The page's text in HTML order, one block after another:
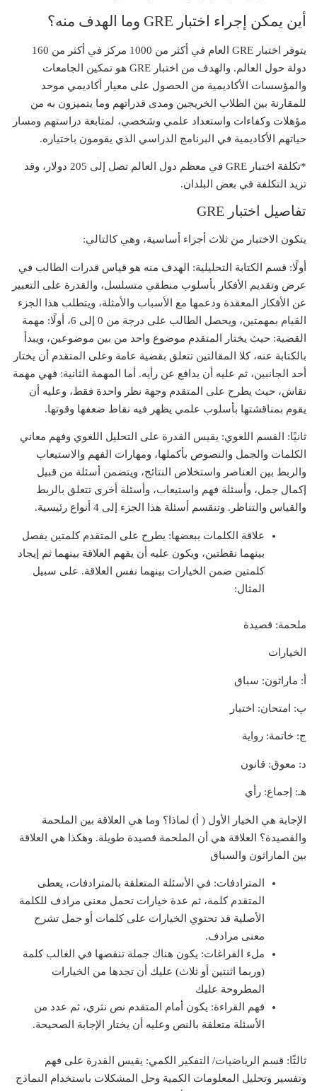
أين يمكن إجراء اختبار GRE وما الهدف منه؟
يتوفر اختبار GRE العام في أكثر من 1000 مركز في أكثر من 160
دولة حول العالم. والهدف من اختبار GRE هو تمكين الجامعات
والمؤسسات الأكاديمية من الحصول على معيار أكاديمي موحد
للمقارنة بين الطلاب الخريجين ومدى قدراتهم وما يتميزون به من
مؤهلات وكفاءات واستعداد علمي وشخصي، لمتابعة دراستهم ومسار
حياتهم الأكاديمية في البرنامج الدراسي الذي يقومون باختياره.
*تكلفة اختبار GRE في معظم دول العالم تصل إلى 205 دولار، وقد
تزيد التكلفة في بعض البلدان.
تفاصيل اختبار GRE
يتكون الاختبار من ثلاث أجزاء أساسية، وهي كالتالي:
أولًا: قسم الكتابة التحليلية:
الهدف منه هو قياس قدرات الطالب في
عرض وتقديم الأفكار بأسلوب منطقي متسلسل، والقدرة على التعبير
عن الأفكار المعقدة ودعمها مع الأسباب والأمثلة، ويتطلب هذا الجزء
القيام بمهمتين، ويحصل الطالب على درجة من 0 إلى 6، أولًا: مهمة
القضية: حيث يختار المتقدم موضوع واحد من بين موضوعين، ويبدأ
بالكتابة عنه، كلا المقالتين تتعلق بقضية عامة وعلى المتقدم أن يختار
أحد الجانبين، ثم عليه أن يدافع عن رأيه. أما المهمة الثانية: فهي مهمة
نقاش، حيث يطرح على المتقدم وجهة نظر واحدة فقط، وعليه أن
يقوم بمناقشتها بأسلوب علمي يظهر فيه نقاط ضعفها وقوتها.
ثانيًا: القسم اللغوي: يقيس القدرة على التحليل اللغوي وفهم معاني
الكلمات والجمل والنصوص بأكملها، ومهارات الفهم والاستيعاب
والربط بين العناصر واستخلاص النتائج، ويتضمن أسئلة من قبيل
إكمال جمل، وأسئلة فهم واستيعاب، وأسئلة أخرى تتعلق بالربط
والقياس والتناظر. وتنقسم أسئلة هذا الجزء إلى 4 أنواع رئيسية.
علاقة الكلمات ببعضها: يطرح على المتقدم كلمتين يفصل
بينهما نقطتين، ويكون عليه أن يفهم العلاقة بينهما ثم إيجاد
كلمتين ضمن الخيارات بينهما نفس العلاقة. على سبيل
المثال:
ملحمة: قصيدة
الخيارات
أ: ماراثون: سباق
ب: امتحان: اختبار
ج: خاتمة: رواية
د: معوق: قانون
هـ: إجماع: رأي
الإجابة هي الخيار الأول ( أ) لماذا؟ وما هي العلاقة بين الملحمة
والقصيدة؟ العلاقة هي أن الملحمة قصيدة طويلة. وهكذا هي العلاقة
بين الماراثون والسباق
المترادفات: في الأسئلة المتعلقة بالمترادفات، يعطى
المتقدم كلمة، ثم عدة خيارات تحمل معنى مرادف للكلمة
الأصلية قد تحتوي الخيارات على كلمات أو جمل تشرح
معنى مرادف.
ملء الفراغات: يكون هناك جملة تنقصها في الغالب كلمة
(وربما اثنتين أو ثلاث) عليك أن تجدها من الخيارات
المطروحة عليك
فهم القراءة: يكون أمام المتقدم نص نثري، ثم عدد من
الأسئلة متعلقة بالنص وعليه أن يختار الإجابة الصحيحة.
ثالثًا: قسم الرياضيات/ التفكير الكمي: يقيس القدرة على فهم
وتفسير وتحليل المعلومات الكمية وحل المشكلات باستخدام النماذج